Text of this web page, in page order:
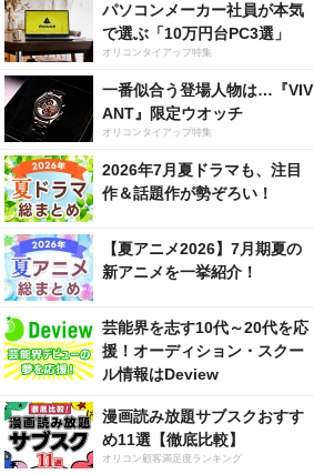
パソコンメーカー社員が本気
で選ぶ「10万円台PC3選」
オリコンタイアップ特集
一番似合う登場人物は…『VIV
ANT』限定ウオッチ
オリコンタイアップ特集
2026年7月夏ドラマも、注目
作＆話題作が勢ぞろい！
【夏アニメ2026】7月期夏の
新アニメを一挙紹介！
芸能界を志す10代～20代を応
援！オーディション・スクー
ル情報はDeview
漫画読み放題サブスクおすす
め11選【徹底比較】
オリコン顧客満足度ランキング